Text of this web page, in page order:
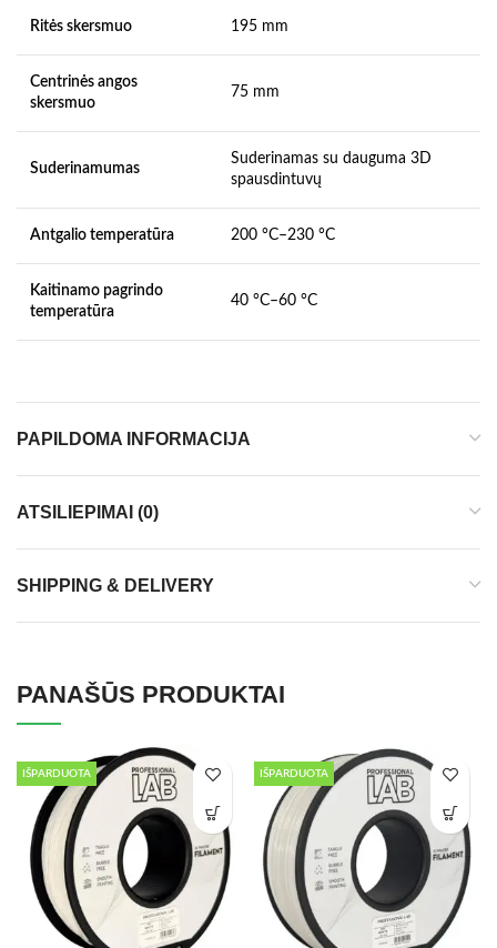
Ritės skersmuo 195 mm
Centrinės angos
skersmuo
75 mm
Suderinamumas
Suderinamas su dauguma 3D
spausdintuvų
Antgalio temperatūra 200 °C–230 °C
Kaitinamo pagrindo
temperatūra
40 °C–60 °C
PAPILDOMA INFORMACIJA
ATSILIEPIMAI (0)
SHIPPING & DELIVERY
PANAŠŪS PRODUKTAI
IŠPARDUOTA IŠPARDUOTA